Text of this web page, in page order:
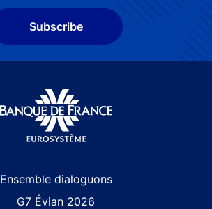
Subscribe
Ensemble dialoguons
G7 Évian 2026